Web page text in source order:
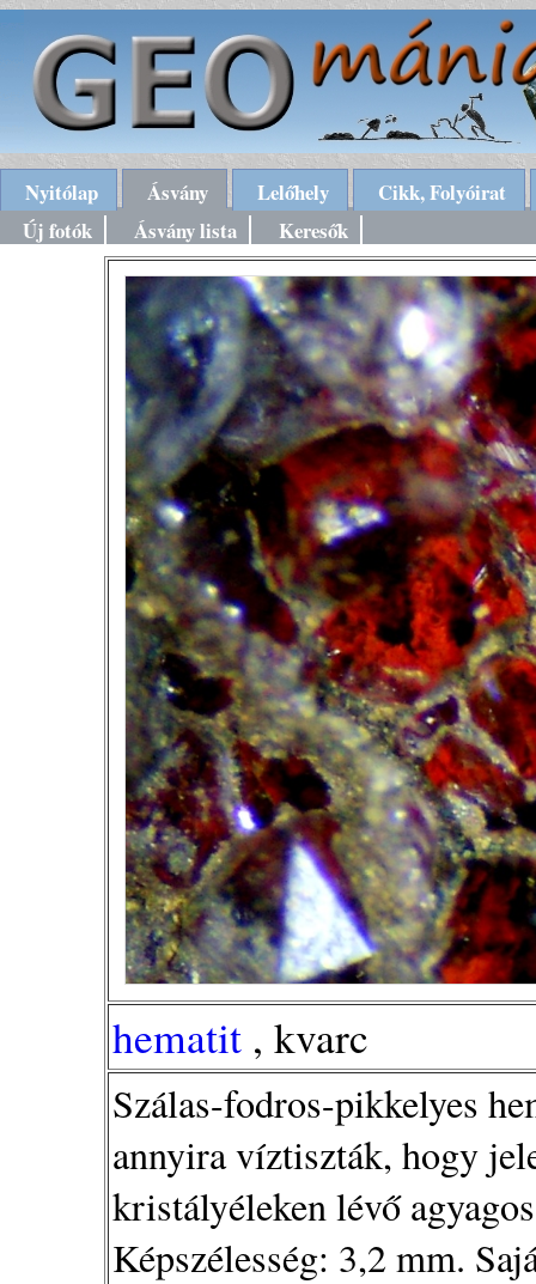
Nyitólap Ásvány Lelőhely
Cikk, Folyóirat
Új fotók
Ásvány lista Keresők
hematit , kvarc
Szálas-fodros-pikkelyes
annyira víztiszták, hogy
kristályéleken lévő
Képszélesség: 3,2 mm.